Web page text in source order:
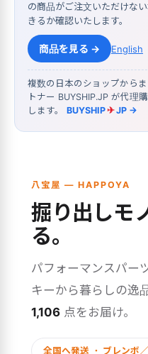
の商品がご注文いただけな
きるか確認いたします。
商品を見る → English
複数の日本のショップから
トナー BUYSHIP.JP が代理
します。 BUYSHIP✈JP →
八宝屋 — HAPPOYA
掘り出しモ
る。
パフォーマンスパー
キーから暮らしの逸
1,106 点をお届け。
全国へ発送 ・ ブレンボ